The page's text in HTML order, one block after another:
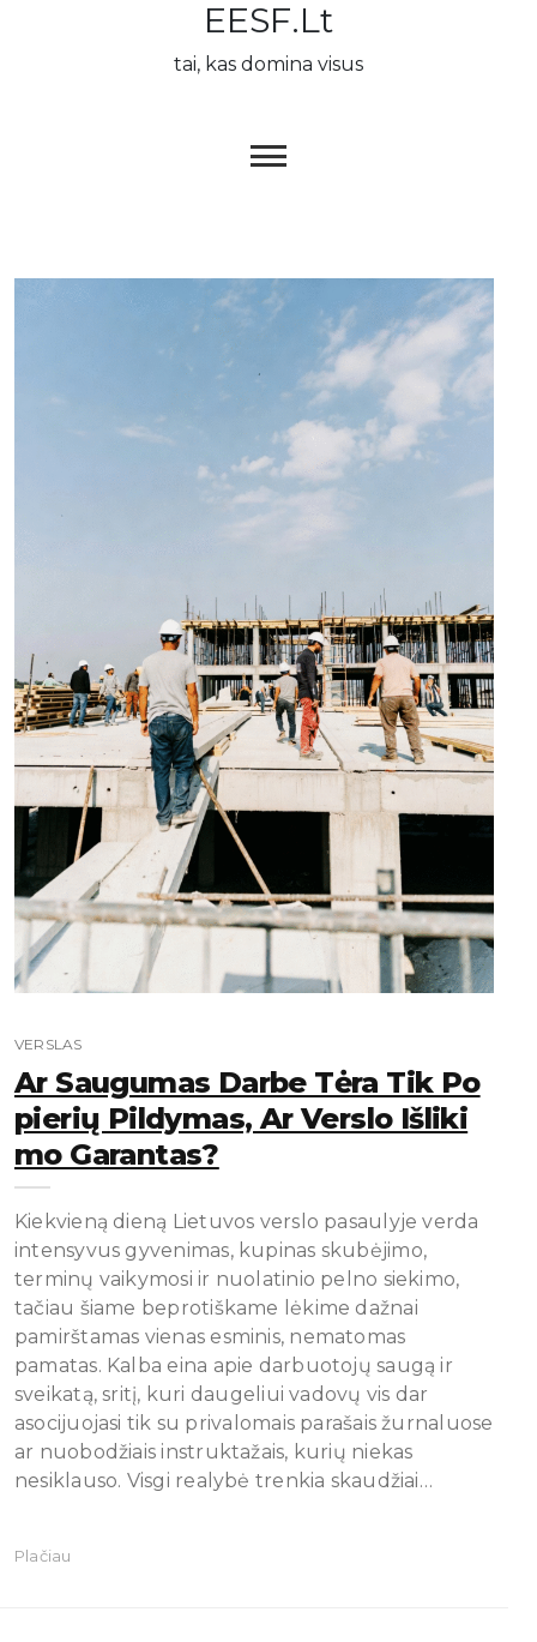
EESF.lt
tai, kas domina visus
VERSLAS
Ar Saugumas Darbe Tėra Tik Po
Pierių Pildymas, Ar Verslo Išliki
Mo Garantas?
Kiekvieną dieną Lietuvos verslo pasaulyje verda
intensyvus gyvenimas, kupinas skubėjimo,
terminų vaikymosi ir nuolatinio pelno siekimo,
tačiau šiame beprotiškame lėkime dažnai
pamirštamas vienas esminis, nematomas
pamatas. Kalba eina apie darbuotojų saugą ir
sveikatą, sritį, kuri daugeliui vadovų vis dar
asocijuojasi tik su privalomais parašais žurnaluose
ar nuobodžiais instruktažais, kurių niekas
nesiklauso. Visgi realybė trenkia skaudžiai…
Plačiau